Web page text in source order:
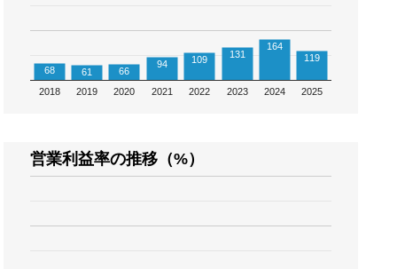
2018 2019 2020 2021 2022 2023 2024 2025
68 61 66
94 109 131
164
119
営業利益率の推移（%）